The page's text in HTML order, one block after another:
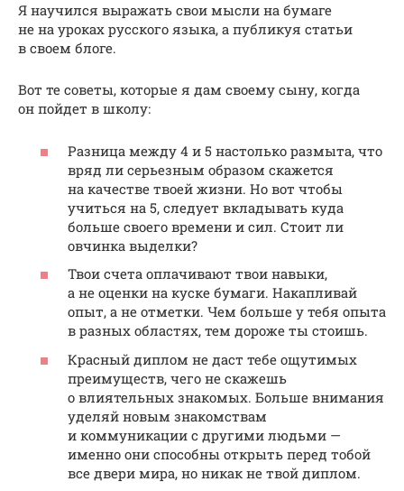
Я научился выражать свои мысли на бумаге
не на уроках русского языка, а публикуя статьи
в своем блоге.
Вот те советы, которые я дам своему сыну, когда
он пойдет в школу:
Разница между 4 и 5 настолько размыта, что
вряд ли серьезным образом скажется
на качестве твоей жизни. Но вот чтобы
учиться на 5, следует вкладывать куда
больше своего времени и сил. Стоит ли
овчинка выделки?
Твои счета оплачивают твои навыки,
а не оценки на куске бумаги. Накапливай
опыт, а не отметки. Чем больше у тебя опыта
в разных областях, тем дороже ты стоишь.
Красный диплом не даст тебе ощутимых
преимуществ, чего не скажешь
о влиятельных знакомых. Больше внимания
уделяй новым знакомствам
и коммуникации с другими людьми —
именно они способны открыть перед тобой
все двери мира, но никак не твой диплом.